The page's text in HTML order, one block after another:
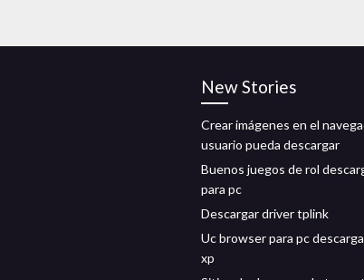
New Stories
Crear imágenes en el
usuario pueda descargar
Buenos juegos de rol
para pc
Descargar driver tplink
Uc browser para pc
xp